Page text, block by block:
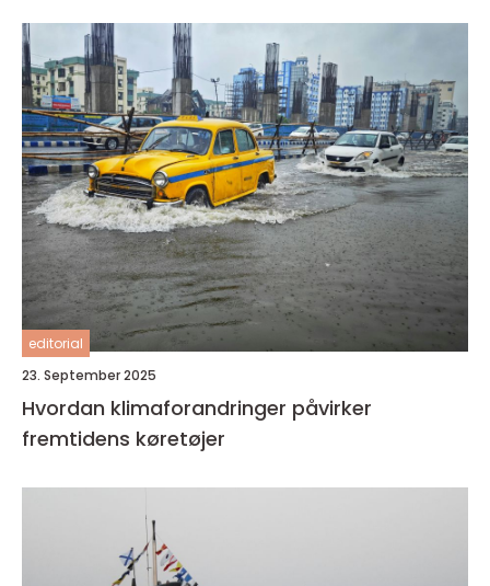
editorial
23. September 2025
Hvordan klimaforandringer påvirker
fremtidens køretøjer